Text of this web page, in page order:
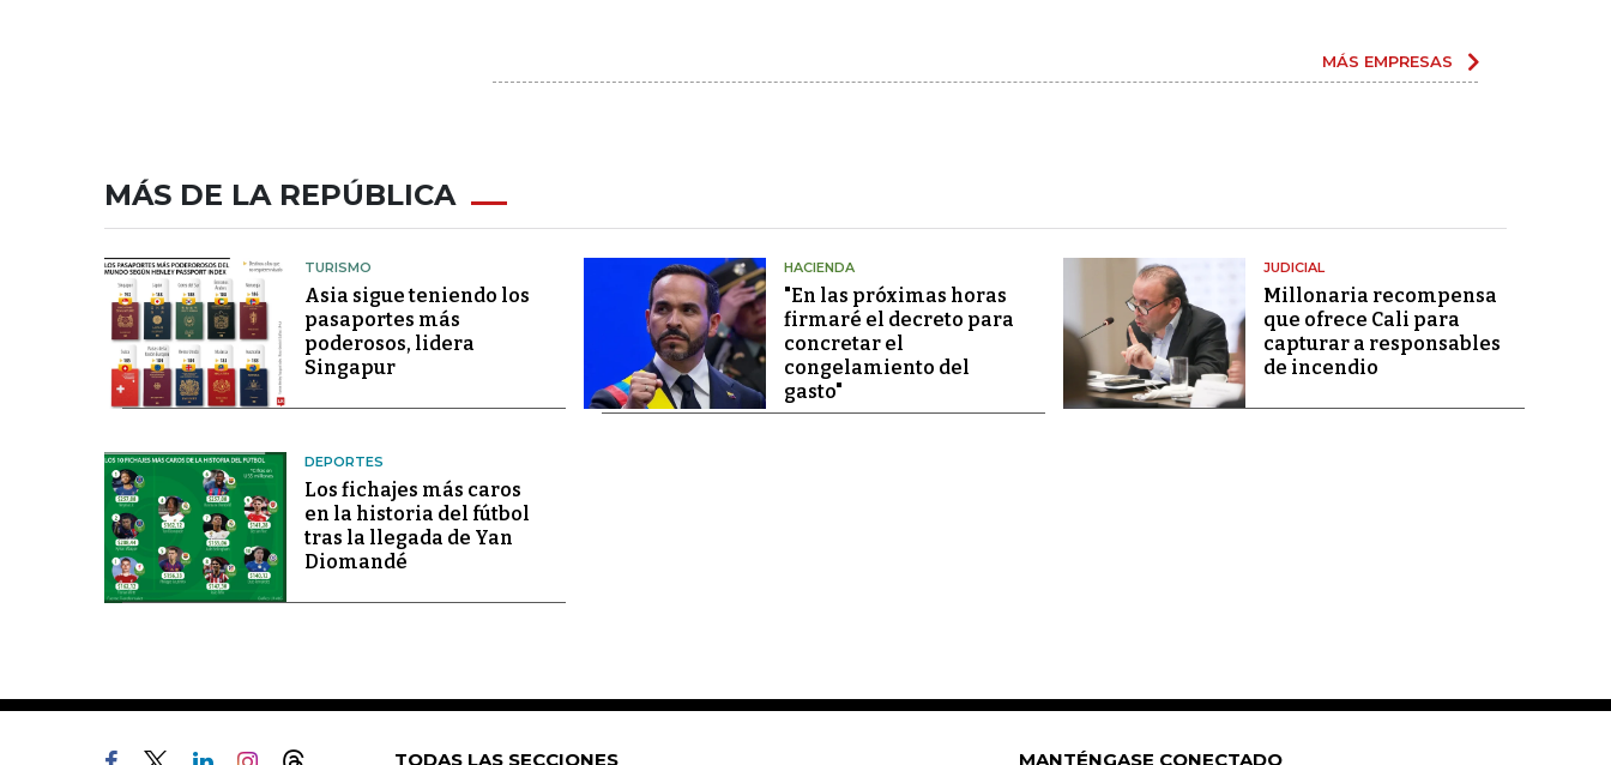
MÁS EMPRESAS
MÁS DE LA REPÚBLICA
TURISMO
Asia sigue teniendo los
pasaportes más
poderosos, lidera
Singapur
HACIENDA
"En las próximas horas
firmaré el decreto para
concretar el
congelamiento del
gasto"
JUDICIAL
Millonaria recompensa
que ofrece Cali para
capturar a responsables
de incendio
DEPORTES
Los fichajes más caros
en la historia del fútbol
tras la llegada de Yan
Diomandé
TODAS LAS SECCIONES MANTÉNGASE CONECTADO